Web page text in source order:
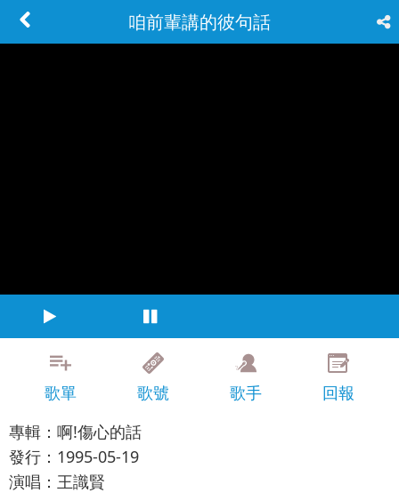
咱前輩講的彼句話
歌單 歌號 歌手
回報
專輯：啊!傷心的話
發行：1995-05-19
演唱：王識賢